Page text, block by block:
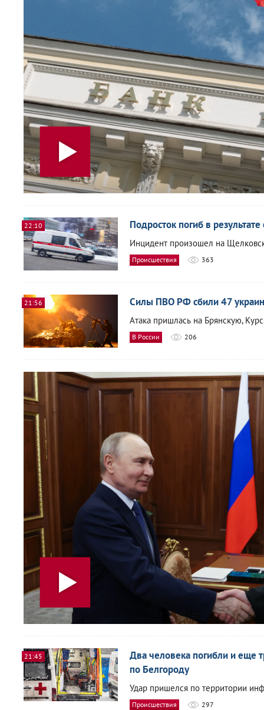
22:10 Подросток погиб в
Инцидент произошел на
Происшествия 363
21:56 Силы ПВО РФ сбили 47
Атака пришлась на Брянскую,
В России 206
21:45
Два человека погибли и еще
по Белгороду
Удар пришелся по территории
Происшествия 297